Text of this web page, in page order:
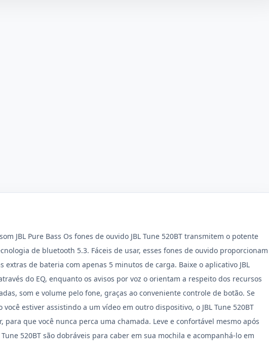
JBL Pure Bass Os fones de ouvido JBL Tune 520BT transmitem o potente
de bluetooth 5.3. Fáceis de usar, esses fones de ouvido proporcionam
extras de bateria com apenas 5 minutos de carga. Baixe o aplicativo JBL
do EQ, enquanto os avisos por voz o orientam a respeito dos recursos
som e volume pelo fone, graças ao conveniente controle de botão. Se
estiver assistindo a um vídeo em outro dispositivo, o JBL Tune 520BT
que você nunca perca uma chamada. Leve e confortável mesmo após
520BT são dobráveis para caber em sua mochila e acompanhá-lo em